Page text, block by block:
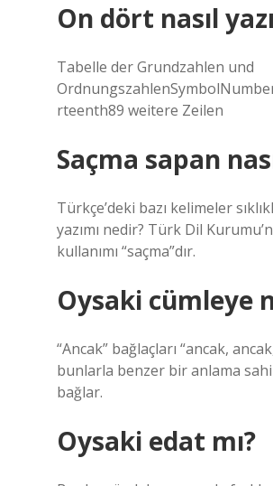
On dört nasıl
Tabelle der Grundzahlen und
rteenth89 weitere Zeilen
Saçma sapan
Türkçe’deki bazı kelimeler
yazımı nedir? Türk Dil
kullanımı “saçma”dır.
Oysaki cümleye
“Ancak” bağlaçları “ancak,
bunlarla benzer bir anlama
bağlar.
Oysaki edat mı?